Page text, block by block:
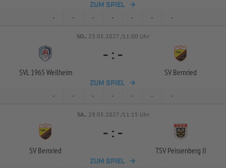
ZUM SPIEL
- - - - - - -
SO.. 23.05.2027 /11:00 Uhr
SVL 1965 Weilheim
- : -
SV Bernried
ZUM SPIEL
- - - - - - -
SA.. 29.05.2027 /11:15 Uhr
SV Bernried
- : -
TSV Peissenberg II
ZUM SPIEL